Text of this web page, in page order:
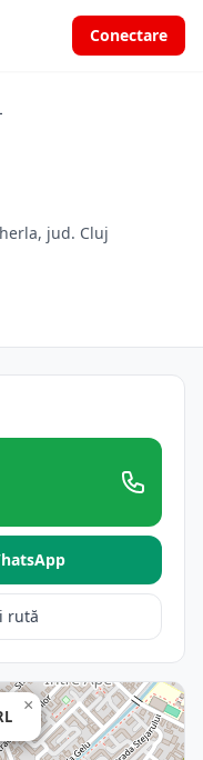
Conectare
jud. Cluj
rută
×